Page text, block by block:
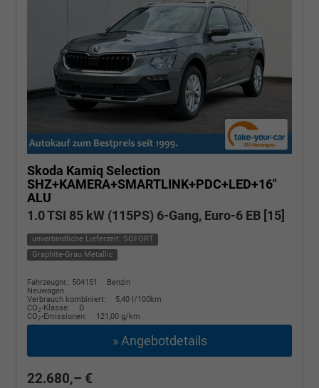
Skoda Kamiq Selection
SHZ+KAMERA+SMARTLINK+PDC+LED+16"
ALU
1.0 TSI 85 kW (115PS) 6-Gang, Euro-6 EB [15]
unverbindliche Lieferzeit: SOFORT
Graphite-Grau Metallic
Fahrzeugnr.: 504151
Benzin
Neuwagen
Verbrauch kombiniert:
5,40 l/100km
CO2-Klasse:
D
CO2-Emissionen: 121,00 g/km
» Angebotdetails
22.680,– €